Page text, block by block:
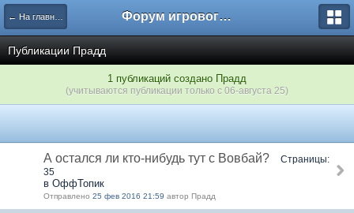
← На главную Форум игрового проекта Riverrise
Публикации Прадд
1 публикаций создано Прадд
(учитываются публикации только с 06-августа 25)
А остался ли кто-нибудь тут с Вовбай?
Страницы:
35
в ОффТопик
Отправлено 25 фев 2016 21:59 автор Прадд